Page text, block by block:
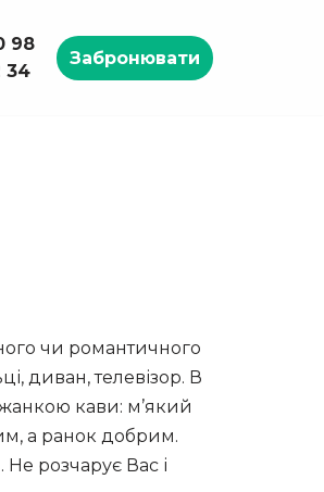
98
34
Забронювати
чи романтичного
диван, телевізор. В
кави: м’який
а ранок добрим.
розчарує Вас і